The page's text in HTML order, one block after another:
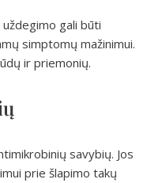
gali būti
simptomų mažinimui.
ir priemonių.
savybių. Jos
prie šlapimo takų